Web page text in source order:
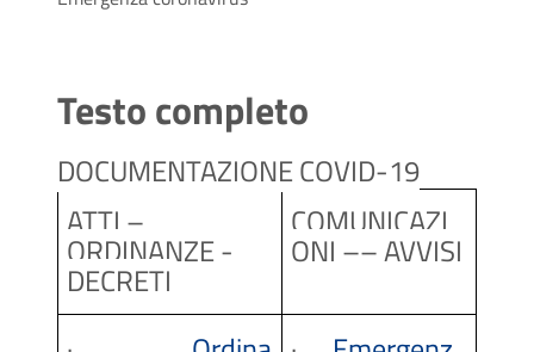
Testo completo
DOCUMENTAZIONE COVID-19
ATTI –
ORDINANZE -
DECRETI
COMUNICAZI
ONI –– AVVISI